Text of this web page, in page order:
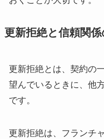
更新拒絶と信頼関
更新拒絶とは、契約の
望んでいるときに、他
です。
更新拒絶は、フランチ